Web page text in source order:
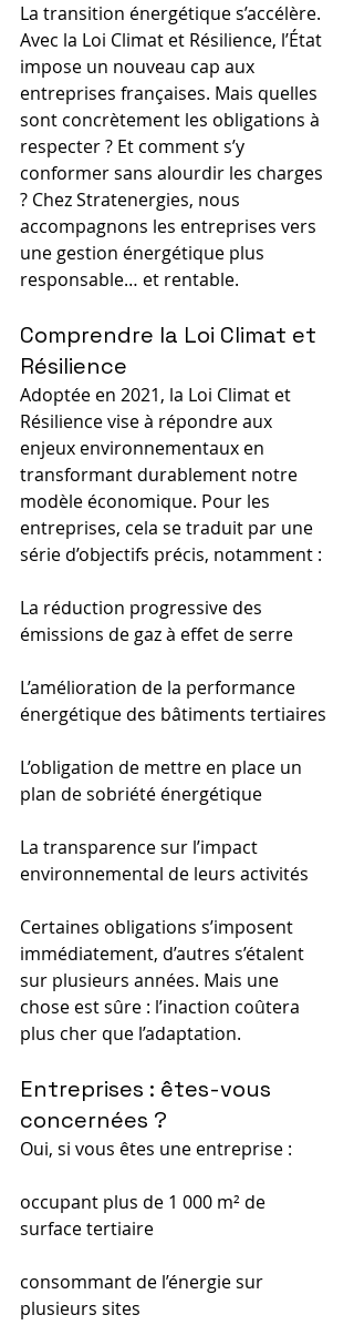
La transition énergétique s’accélère.
Avec la Loi Climat et Résilience, l’État
impose un nouveau cap aux
entreprises françaises. Mais quelles
sont concrètement les obligations à
respecter ? Et comment s’y
conformer sans alourdir les charges
? Chez Stratenergies, nous
accompagnons les entreprises vers
une gestion énergétique plus
responsable… et rentable.
Comprendre la Loi Climat et
Résilience
Adoptée en 2021, la Loi Climat et
Résilience vise à répondre aux
enjeux environnementaux en
transformant durablement notre
modèle économique. Pour les
entreprises, cela se traduit par une
série d’objectifs précis, notamment :
La réduction progressive des
émissions de gaz à effet de serre
L’amélioration de la performance
énergétique des bâtiments tertiaires
L’obligation de mettre en place un
plan de sobriété énergétique
La transparence sur l’impact
environnemental de leurs activités
Certaines obligations s’imposent
immédiatement, d’autres s’étalent
sur plusieurs années. Mais une
chose est sûre : l’inaction coûtera
plus cher que l’adaptation.
Entreprises : êtes-vous
concernées ?
Oui, si vous êtes une entreprise :
occupant plus de 1 000 m² de
surface tertiaire
consommant de l’énergie sur
plusieurs sites